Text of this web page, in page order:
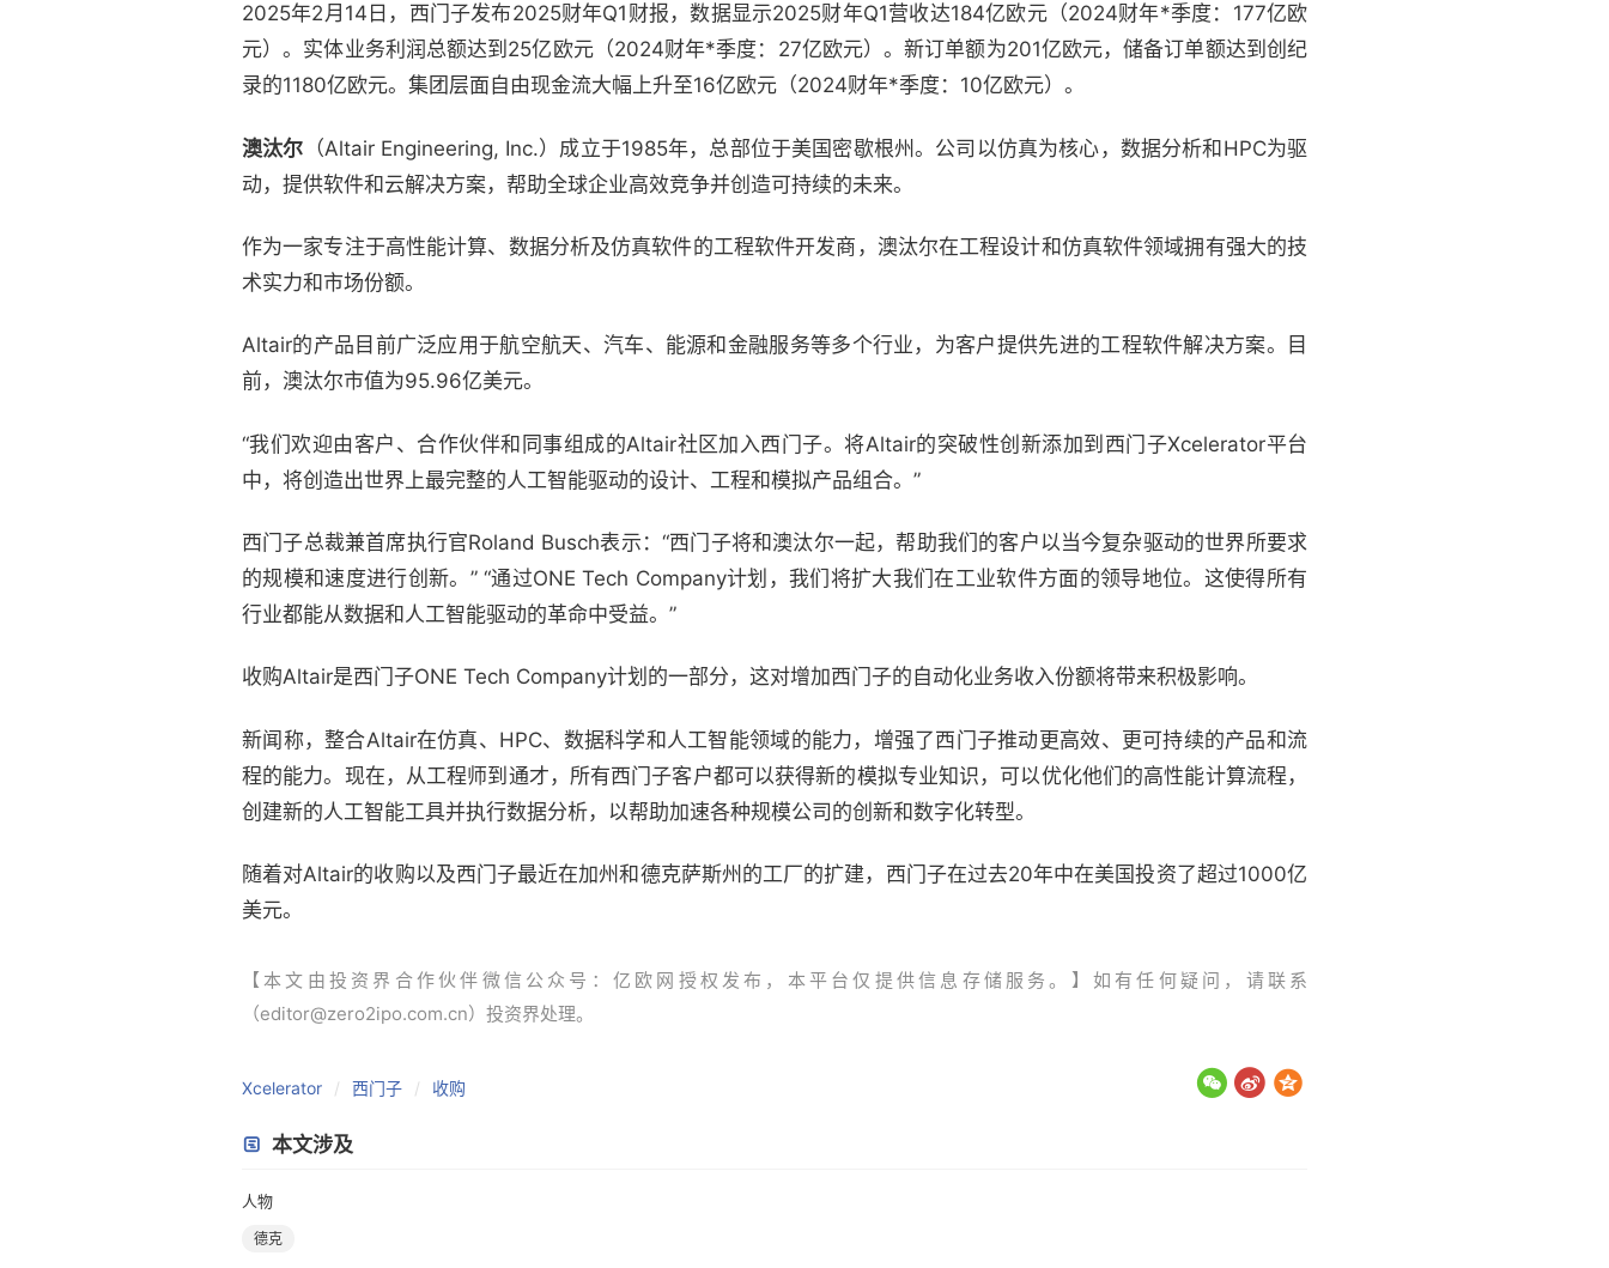
2025年2月14日，西门子发布2025财年Q1财报，数据显示2025财年Q1营收达184亿欧元（2024财年*季度：177亿欧
元）。实体业务利润总额达到25亿欧元（2024财年*季度：27亿欧元）。新订单额为201亿欧元，储备订单额达到创纪
录的1180亿欧元。集团层面自由现金流大幅上升至16亿欧元（2024财年*季度：10亿欧元）。
澳汰尔 （Altair Engineering, Inc.）成立于1985年，总部位于美国密歇根州。公司以仿真为核心，数据分析和HPC为驱
动，提供软件和云解决方案，帮助全球企业高效竞争并创造可持续的未来。
作为一家专注于高性能计算、数据分析及仿真软件的工程软件开发商，澳汰尔在工程设计和仿真软件领域拥有强大的技
术实力和市场份额。
Altair的产品目前广泛应用于航空航天、汽车、能源和金融服务等多个行业，为客户提供先进的工程软件解决方案。目
前，澳汰尔市值为95.96亿美元。
“我们欢迎由客户、合作伙伴和同事组成的Altair社区加入西门子。将Altair的突破性创新添加到西门子Xcelerator平台
中，将创造出世界上最完整的人工智能驱动的设计、工程和模拟产品组合。”
西门子总裁兼首席执行官Roland Busch表示：“西门子将和澳汰尔一起，帮助我们的客户以当今复杂驱动的世界所要求
的规模和速度进行创新。” “通过ONE Tech Company计划，我们将扩大我们在工业软件方面的领导地位。这使得所有
行业都能从数据和人工智能驱动的革命中受益。”
收购Altair是西门子ONE Tech Company计划的一部分，这对增加西门子的自动化业务收入份额将带来积极影响。
新闻称，整合Altair在仿真、HPC、数据科学和人工智能领域的能力，增强了西门子推动更高效、更可持续的产品和流
程的能力。现在，从工程师到通才，所有西门子客户都可以获得新的模拟专业知识，可以优化他们的高性能计算流程，
创建新的人工智能工具并执行数据分析，以帮助加速各种规模公司的创新和数字化转型。
随着对Altair的收购以及西门子最近在加州和德克萨斯州的工厂的扩建，西门子在过去20年中在美国投资了超过1000亿
美元。
【本文由投资界合作伙伴微信公众号：亿欧网授权发布，本平台仅提供信息存储服务。】如有任何疑问，请联系
（editor@zero2ipo.com.cn）投资界处理。
Xcelerator 西门子 收购
本文涉及
人物
德克